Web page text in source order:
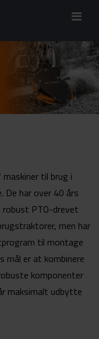
Menu
til brug i
De har over 40 års
PTO-drevet
men har
til montage
mål er at kombinere
komponenter
maksimalt udbytte